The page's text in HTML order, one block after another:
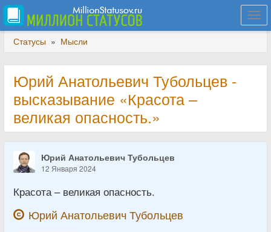
Статусы » Мысли
Юрий Анатольевич Тубольцев -
высказывание «Красота –
великая опасность.»
Юрий Анатольевич Тубольцев
12 Января 2024
Красота – великая опасность.
Юрий Анатольевич Тубольцев